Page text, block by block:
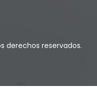
derechos reservados.